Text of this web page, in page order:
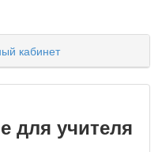
кабинет
для учителя